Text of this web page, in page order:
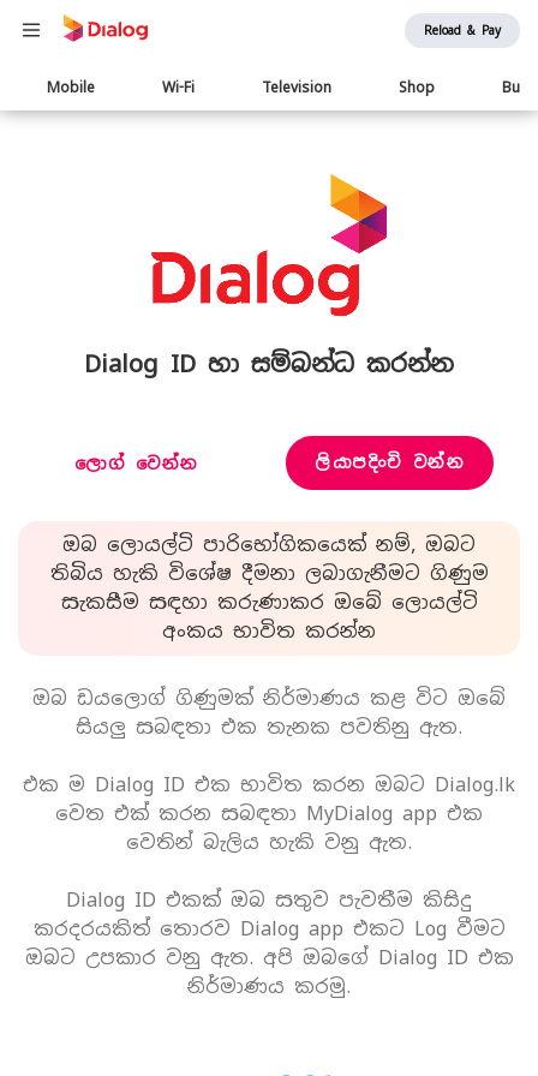
Reload & Pay
Main
navigation
Mobile Wi-Fi Television Shop
Dialog ID හා සම්බන්ධ කරන්න
ලොග් වෙන්න ලියාපදිංචි වන්න
ඔබ ලොයල්ටි පාරිභෝගිකයෙක් නම්, ඔබට
තිබිය හැකි විශේෂ දීමනා ලබාගැනීමට ගිණුම
සැකසීම සඳහා කරුණාකර ඔබේ ලොයල්ටි
අංකය භාවිත කරන්න
ඔබ ඩයලොග් ගිණුමක් නිර්මාණය කළ විට ඔබේ
සියලු සබඳතා එක තැනක පවතිනු ඇත.
එක ම Dialog ID එක භාවිත කරන ඔබට Dialog.lk
වෙත එක් කරන සබඳතා MyDialog app එක
වෙතින් බැලිය හැකි වනු ඇත.
Dialog ID එකක් ඔබ සතුව පැවතීම කිසිදු
කරදරයකිත් තොරව Dialog app එකට Log වීමට
ඔබට උපකාර වනු ඇත. අපි ඔබගේ Dialog ID එක
නිර්මාණය කරමු.